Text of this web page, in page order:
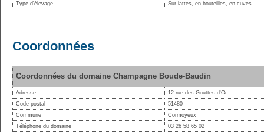
Type d'élevage
Sur lattes, en bouteilles, en cuves
Coordonnées
Coordonnées du domaine Champagne Boude-Baudin
Adresse
12 rue des Gouttes d'Or
Code postal
51480
Commune
Cormoyeux
Téléphone du domaine
03 26 58 65 02